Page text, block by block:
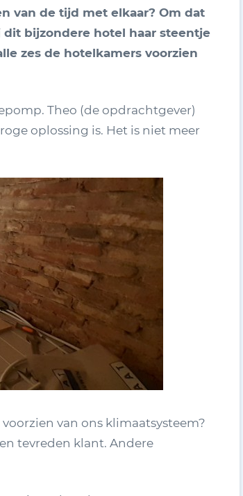
van de tijd met elkaar? Om dat
bijzondere hotel haar steentje
zes de hotelkamers voorzien
Theo (de opdrachtgever)
oplossing is. Het is niet meer
van ons klimaatsysteem?
tevreden klant. Andere